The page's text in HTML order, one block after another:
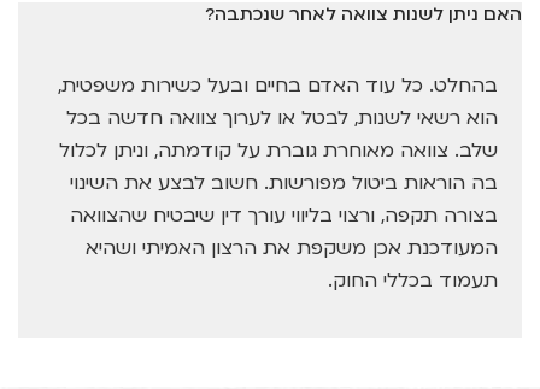
האם ניתן לשנות צוואה לאחר שנכתבה?
בהחלט. כל עוד האדם בחיים ובעל כשירות משפטית,
הוא רשאי לשנות, לבטל או לערוך צוואה חדשה בכל
שלב. צוואה מאוחרת גוברת על קודמתה, וניתן לכלול
בה הוראות ביטול מפורשות. חשוב לבצע את השינוי
בצורה תקפה, ורצוי בליווי עורך דין שיבטיח שהצוואה
המעודכנת אכן משקפת את הרצון האמיתי ושהיא
תעמוד בכללי החוק.